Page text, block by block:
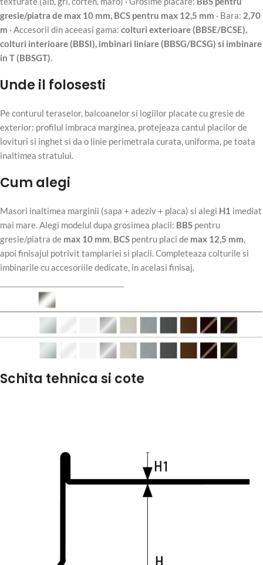
gresie/piatra de max 10 mm, BCS pentru max 12,5 mm · Bara: 2,70
m · Accesorii din aceeasi gama: colturi exterioare (BBSE/BCSE),
colturi interioare (BBSI), imbinari liniare (BBSG/BCSG) si imbinare
in T (BBSGT).
Unde il folosesti
Pe conturul teraselor, balcoanelor si logiilor placate cu gresie de
exterior: profilul imbraca marginea, protejeaza cantul placilor de
lovituri si inghet si da o linie perimetrala curata, uniforma, pe toata
inaltimea stratului.
Cum alegi
Masori inaltimea marginii (sapa + adeziv + placa) si alegi H1 imediat
mai mare. Alegi modelul dupa grosimea placii: BBS pentru
gresie/piatra de max 10 mm, BCS pentru placi de max 12,5 mm,
apoi finisajul potrivit tamplariei si placii. Completeaza colturile si
imbinarile cu accesoriile dedicate, in acelasi finisaj.
Schita tehnica si cote